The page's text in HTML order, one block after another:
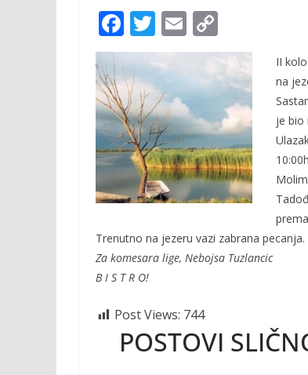
F
ac
e
b
o
o
k
T
w
itt
er
E
m
ai
l
o
p
y
Li
n
k
II
na
je bio
Trenutno na jezeru vazi zabrana pecanja.
Za komesara lige, Nebojsa Tuzlancic
B I S T R O!
Post Views: 744
POSTOVI